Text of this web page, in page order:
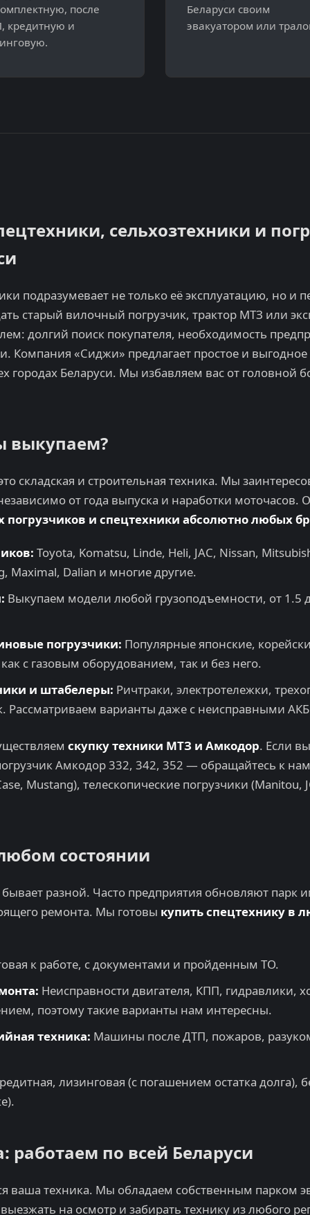
после
кредитную и
Беларуси своим
эвакуатором или
сельхозтехники и
подразумевает не только её эксплуатацию, но и
старый вилочный погрузчик, трактор МТЗ или
долгий поиск покупателя, необходимость
Компания «Сиджи» предлагает простое и
городах Беларуси. Мы избавляем вас от головной
выкупаем?
складская и строительная техника. Мы
от года выпуска и наработки
и спецтехники абсолютно любых
Toyota, Komatsu, Linde, Heli, JAC, Nissan,
Maximal, Dalian и многие другие.
Выкупаем модели любой грузоподъемности, от 1.5
погрузчики: Популярные японские,
с газовым оборудованием, так и без него.
и штабелеры: Ричтраки, электротележки,
Рассматриваем варианты даже с неисправными
скупку техники МТЗ и Амкодор. Если
Амкодор 332, 342, 352 — обращайтесь к
Mustang), телескопические погрузчики (Manitou,
состоянии
разной. Часто предприятия обновляют парк
ремонта. Мы готовы купить спецтехнику в
к работе, с документами и пройденным ТО.
Неисправности двигателя, КПП, гидравлики,
поэтому такие варианты нам интересны.
техника: Машины после ДТП, пожаров,
лизинговая (с погашением остатка долга),
работаем по всей Беларуси
ваша техника. Мы обладаем собственным парком
на осмотр и забирать технику из любого